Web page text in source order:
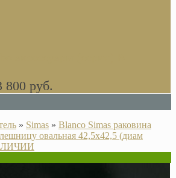
аксессуары (серия) В
800 руб.
» Simas » Blanco Simas раковина
овальная 42,5x42,5 (диам